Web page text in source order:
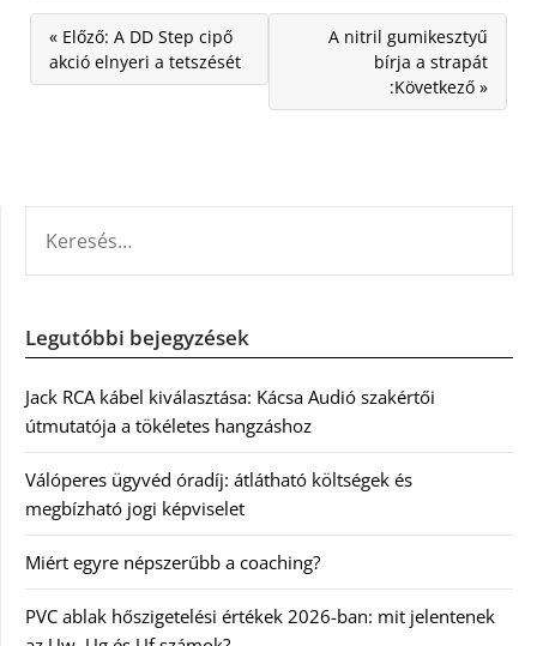
« Előző: A DD Step cipő
akció elnyeri a tetszését
A nitril gumikesztyű
bírja a strapát
:Következő »
Legutóbbi bejegyzések
Jack RCA kábel kiválasztása: Kácsa Audió szakértői
útmutatója a tökéletes hangzáshoz
Válóperes ügyvéd óradíj: átlátható költségek és
megbízható jogi képviselet
Miért egyre népszerűbb a coaching?
PVC ablak hőszigetelési értékek 2026-ban: mit jelentenek